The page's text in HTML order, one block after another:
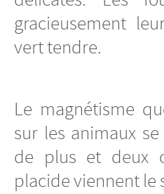
gracieusement
vert tendre.
Le magnétisme
sur les animaux
de plus et deux
placide viennent le